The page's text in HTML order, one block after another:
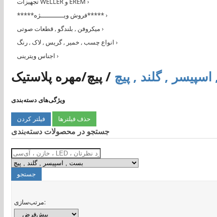
*****فروش ویــــــــــــژه*****›
›
›
›
, گلند , پیچ / پیچ/مهره پلاستیک
ویژگی‌های دسته‌بندی
حذف فیلترها
جستجو در محصولات دسته‌بندی
مرتب‌سازی: